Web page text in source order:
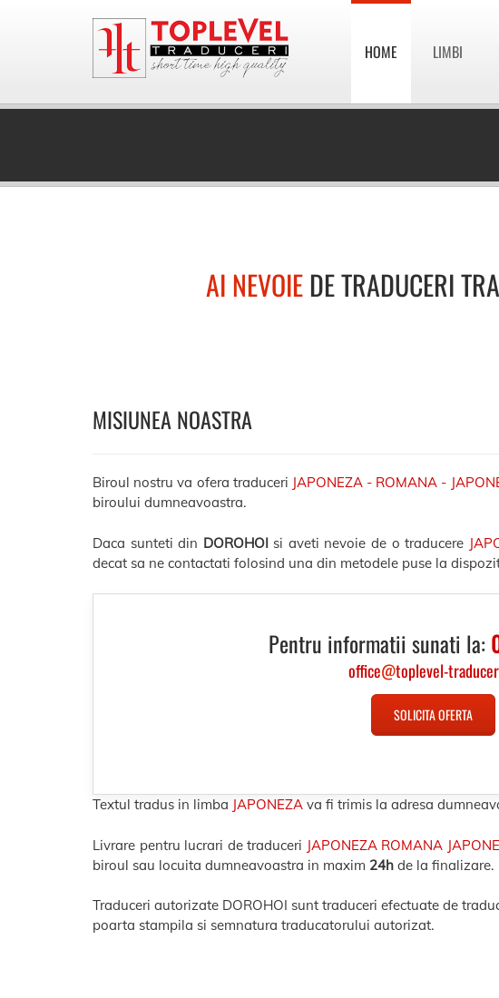
HOME LIMBI
AI NEVOIEDE TRADUCERI
MISIUNEA NOASTRA
Biroul nostru va ofera traduceri JAPONEZA - ROMANA -
biroului dumneavoastra.
Daca sunteti din DOROHOIsi aveti nevoie de o traducere
decat sa ne contactati folosind una din metodele puse la
Pentru informatii sunati la:
office@toplevel-
SOLICITA OFERTA
Textul tradus in limba JAPONEZA va fi trimis la adresa
Livrare pentru lucrari de traduceri JAPONEZA ROMANA
biroul sau locuita dumneavoastra in maxim 24h de la finalizare.
Traduceri autorizate DOROHOI sunt traduceri efectuate de
poarta stampila si semnatura traducatorului autorizat.